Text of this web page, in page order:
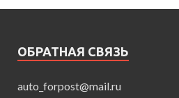
ОБРАТНАЯ СВЯЗЬ
auto_forpost@mail.ru